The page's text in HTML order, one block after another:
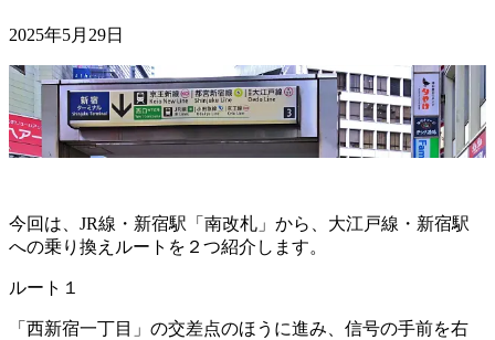
2025年5月29日
今回は、JR線・新宿駅「南改札」から、大江戸線・新宿駅
への乗り換えルートを２つ紹介します。
ルート１
「西新宿一丁目」の交差点のほうに進み、信号の手前を右